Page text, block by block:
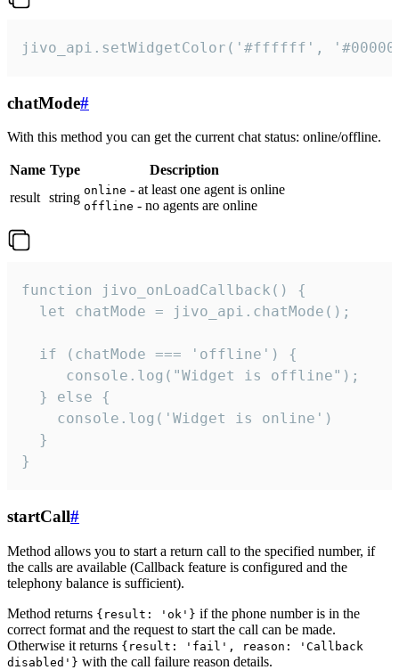
jivo_api.setWidgetColor('#ffffff',
chatMode#
With this method you can get the current chat status: online/offline.
Name Type
Description
result string online - at least one agent is online
offline - no agents are online
function jivo_onLoadCallback() {
  let chatMode = jivo_api.chatMode();
  if (chatMode === 'offline') {
     console.log("Widget is offline");
  } else {
    console.log('Widget is online')
  }
}
startCall#
Method allows you to start a return call to the specified number, if
the calls are available (Callback feature is configured and the
telephony balance is sufficient).
Method returns {result: 'ok'} if the phone number is in the
correct format and the request to start the call can be made.
Otherwise it returns {result: 'fail', reason: 'Callback
disabled'} with the call failure reason details.